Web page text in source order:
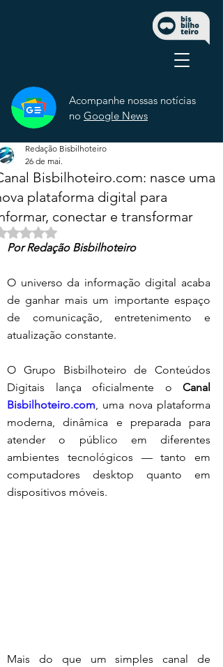
Acompanhe nossas notícias
no Google News
Bisbilhoteiro.com: nasce uma
plataforma digital para
conectar e transformar
Redação Bisbilhoteiro
26 de mai.
Avaliado com NaN de 5 estrelas.
Por Redação Bisbilhoteiro
O universo da informação digital acaba
de ganhar mais um importante espaço
de comunicação, entretenimento e
atualização constante.
O Grupo Bisbilhoteiro de Conteúdos
Digitais lança oficialmente o
Bisbilhoteiro.com, uma nova plataforma
moderna, dinâmica e preparada para
atender o público em diferentes
ambientes tecnológicos — tanto em
computadores desktop quanto em
dispositivos móveis.
Mais do que um simples canal de